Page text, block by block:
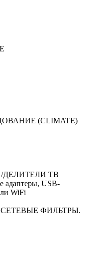
(CLIMATE)
ДЕЛИТЕЛИ ТВ
адаптеры, USB-
WiFi
ФИЛЬТРЫ.